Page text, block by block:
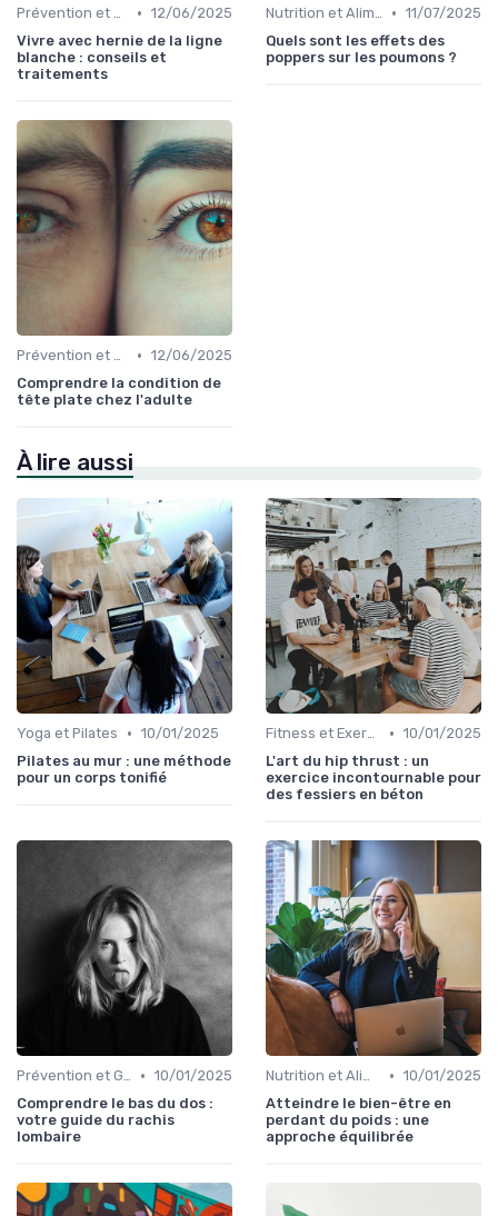
Prévention et Gestion des Blessures • 12/06/2025
Vivre avec hernie de la ligne
blanche : conseils et
traitements
Nutrition et Alimentation Saine • 11/07/2025
Quels sont les effets des
poppers sur les poumons ?
Prévention et Gestion des Blessures • 12/06/2025
Comprendre la condition de
tête plate chez l'adulte
À lire aussi
Yoga et Pilates • 10/01/2025
Pilates au mur : une méthode
pour un corps tonifié
Fitness et Exercices • 10/01/2025
L'art du hip thrust : un
exercice incontournable pour
des fessiers en béton
Prévention et Gestion des Blessures • 10/01/2025
Comprendre le bas du dos :
votre guide du rachis
lombaire
Nutrition et Alimentation Saine • 10/01/2025
Atteindre le bien-être en
perdant du poids : une
approche équilibrée